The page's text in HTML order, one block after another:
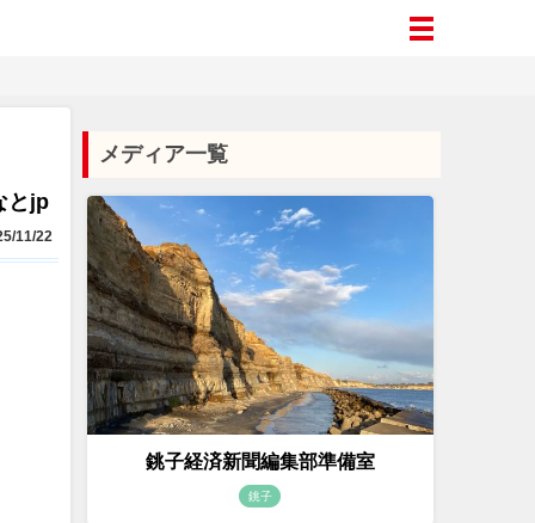
とjp
11/22
メディア一覧
銚子経済新聞編集部準備室
銚子